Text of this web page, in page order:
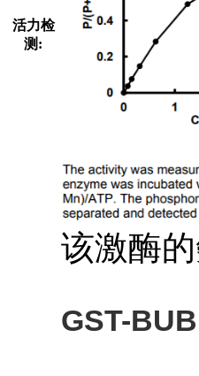
活力检
测:
该激酶
GST-